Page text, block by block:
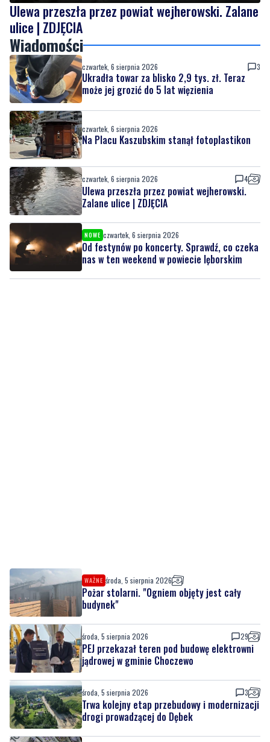
Ulewa przeszła przez powiat wejherowski. Zalane
ulice | ZDJĘCIA
Wiadomości
czwartek, 6 sierpnia 2026 3
Ukradła towar za blisko 2,9 tys. zł. Teraz
może jej grozić do 5 lat więzienia
czwartek, 6 sierpnia 2026
Na Placu Kaszubskim stanął fotoplastikon
czwartek, 6 sierpnia 2026 4
Ulewa przeszła przez powiat wejherowski.
Zalane ulice | ZDJĘCIA
NOWE czwartek, 6 sierpnia 2026
Od festynów po koncerty. Sprawdź, co czeka
nas w ten weekend w powiecie lęborskim
WAŻNE środa, 5 sierpnia 2026
Pożar stolarni. "Ogniem objęty jest cały
budynek"
środa, 5 sierpnia 2026 29
PEJ przekazał teren pod budowę elektrowni
jądrowej w gminie Choczewo
środa, 5 sierpnia 2026 3
Trwa kolejny etap przebudowy i modernizacji
drogi prowadzącej do Dębek